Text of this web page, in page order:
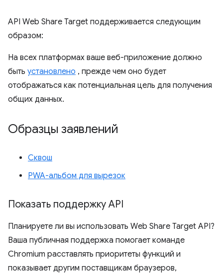
API Web Share Target поддерживается следующим
образом:
На всех платформах ваше веб-приложение должно
быть установлено , прежде чем оно будет
отображаться как потенциальная цель для получения
общих данных.
Образцы заявлений
Сквош
PWA-альбом для вырезок
Показать поддержку API
Планируете ли вы использовать Web Share Target API?
Ваша публичная поддержка помогает команде
Chromium расставлять приоритеты функций и
показывает другим поставщикам браузеров,